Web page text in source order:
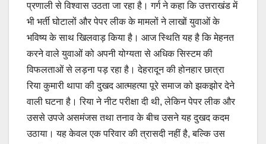
प्रणाली से विश्वास उठता जा रहा है। गर्ग ने कहा कि उत्तराखंड में
भी भर्ती घोटालों और पेपर लीक के मामलों ने लाखों युवाओं के
भविष्य के साथ खिलवाड़ किया है। आज स्थिति यह है कि मेहनत
करने वाले युवाओं को अपनी योग्यता से अधिक सिस्टम की
विफलताओं से लड़ना पड़ रहा है। देहरादून की होनहार छात्रा
रिया कुमारी थापा की दुखद आत्महत्या पूरे समाज को झकझोर देने
वाली घटना है। रिया ने नीट परीक्षा दी थी, लेकिन पेपर लीक और
उससे उपजे असमंजस तथा तनाव के बीच उसने यह दुखद कदम
उठाया। यह केवल एक परिवार की त्रासदी नहीं है, बल्कि उस